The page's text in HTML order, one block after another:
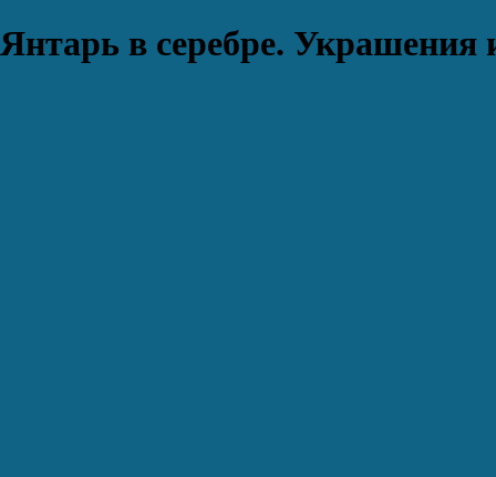
Янтарь в серебре. Украшения